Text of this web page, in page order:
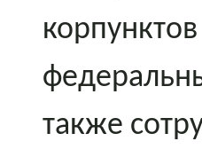
корпунктов
также